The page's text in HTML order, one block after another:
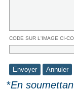
CODE SUR L'IMAGE CI-
*En